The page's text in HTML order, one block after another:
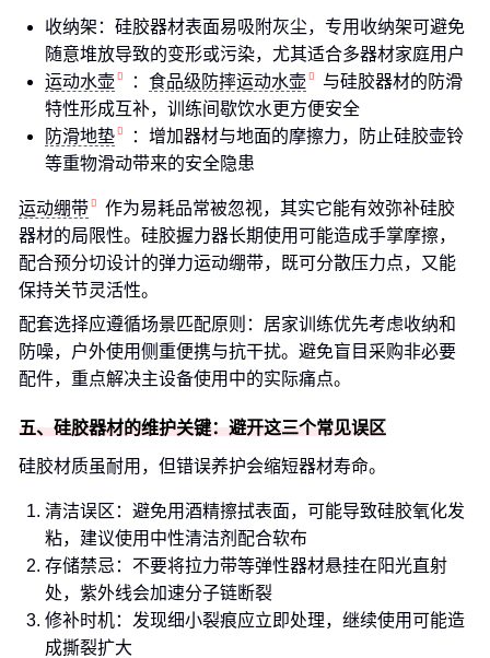
收纳架：硅胶器材表面易吸附灰尘，专用收纳架可避免
随意堆放导致的变形或污染，尤其适合多器材家庭用户
运动水壶
： 食品级防摔运动水壶
与硅胶器材的防滑
特性形成互补，训练间歇饮水更方便安全
防滑地垫
：增加器材与地面的摩擦力，防止硅胶壶铃
等重物滑动带来的安全隐患
运动绷带
作为易耗品常被忽视，其实它能有效弥补硅胶
器材的局限性。硅胶握力器长期使用可能造成手掌摩擦，
配合预分切设计的弹力运动绷带，既可分散压力点，又能
保持关节灵活性。
配套选择应遵循场景匹配原则：居家训练优先考虑收纳和
防噪，户外使用侧重便携与抗干扰。避免盲目采购非必要
配件，重点解决主设备使用中的实际痛点。
五、硅胶器材的维护关键：避开这三个常见误区
硅胶材质虽耐用，但错误养护会缩短器材寿命。
清洁误区：避免用酒精擦拭表面，可能导致硅胶氧化发
粘，建议使用中性清洁剂配合软布
存储禁忌：不要将拉力带等弹性器材悬挂在阳光直射
处，紫外线会加速分子链断裂
修补时机：发现细小裂痕应立即处理，继续使用可能造
成撕裂扩大